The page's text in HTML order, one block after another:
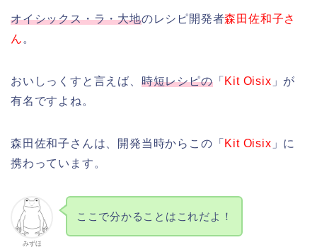
オイシックス・ラ・大地のレシピ開発者森田佐和子さ
ん 。
おいしっくすと言えば、 時短レシピの「 Kit Oisix 」が
有名ですよね。
森田佐和子さんは、開発当時からこの「 Kit Oisix 」に
携わっています。
みずほ
ここで分かることはこれだよ！